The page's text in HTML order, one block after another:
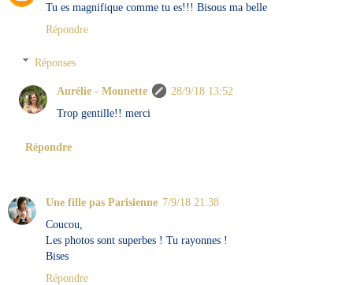
Tu es magnifique comme tu es!!! Bisous ma belle
Répondre
Réponses
Aurélie - Mounette
28/9/18 13:52
Trop gentille!! merci
Répondre
Une fille pas Parisienne 7/9/18 21:38
Coucou,
Les photos sont superbes ! Tu rayonnes !
Bises
Répondre